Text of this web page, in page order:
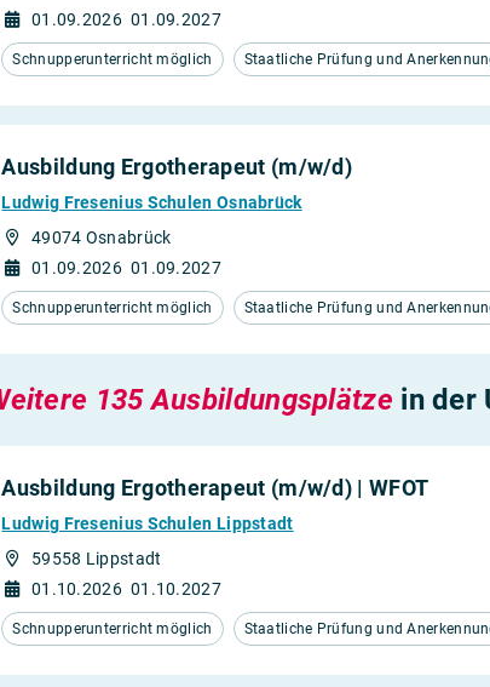
01.09.2026 01.09.2027
Schnupperunterricht möglich Staatliche Prüfung und
Ausbildung Ergotherapeut (m/w/d)
Ludwig Fresenius Schulen Osnabrück
49074 Osnabrück
01.09.2026 01.09.2027
Schnupperunterricht möglich Staatliche Prüfung und
135 Ausbildungsplätze in der
Ausbildung Ergotherapeut (m/w/d) | WFOT
Ludwig Fresenius Schulen Lippstadt
59558 Lippstadt
01.10.2026 01.10.2027
Schnupperunterricht möglich Staatliche Prüfung und